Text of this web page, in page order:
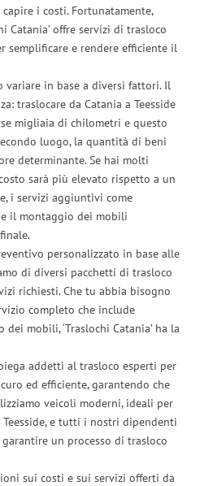
i costi. Fortunatamente,
Catania’ offre servizi di trasloco
semplificare e rendere efficiente il
variare in base a diversi fattori. Il
traslocare da Catania a Teesside
migliaia di chilometri e questo
luogo, la quantità di beni
determinante. Se hai molti
sarà più elevato rispetto a un
i servizi aggiuntivi come
il montaggio dei mobili
personalizzato in base alle
di diversi pacchetti di trasloco
richiesti. Che tu abbia bisogno
completo che include
mobili, ‘Traslochi Catania’ ha la
addetti al trasloco esperti per
ed efficiente, garantendo che
veicoli moderni, ideali per
e tutti i nostri dipendenti
un processo di trasloco
sui costi e sui servizi offerti da